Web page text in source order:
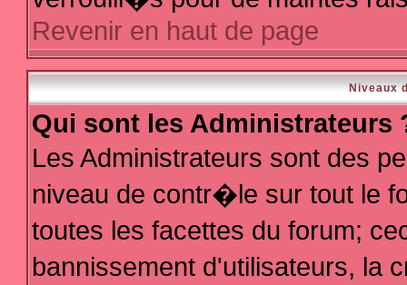
Revenir en haut de page
Niveaux
Qui sont les Administrateurs
Les Administrateurs sont des
niveau de contr�le sur tout le
toutes les facettes du forum;
bannissement d'utilisateurs, la